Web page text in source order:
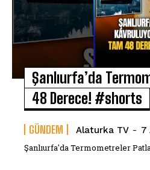
Şanlıurfa’da
48 Derece! #shorts
GÜNDEM Alaturka TV - 7
Şanlıurfa'da Termometreler